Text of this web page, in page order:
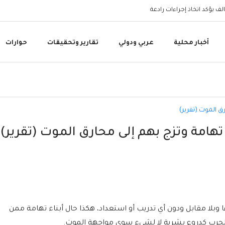
أخبار محلية عربي ودولي تقارير وتحقيقات حوارات
وتزج بهم إلى محارق الموت (تقرير)
مقابل ودون أي تدريب أو استعداد، هكذا حال أبناء تهامة ممن